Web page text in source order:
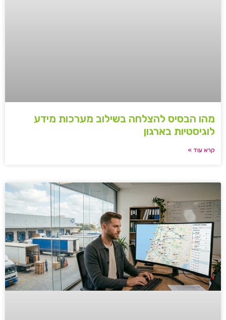
מהו הבסיס להצלחה בשילוב מערכות מידע
לוגיסטיות בארגון
קרא עוד »